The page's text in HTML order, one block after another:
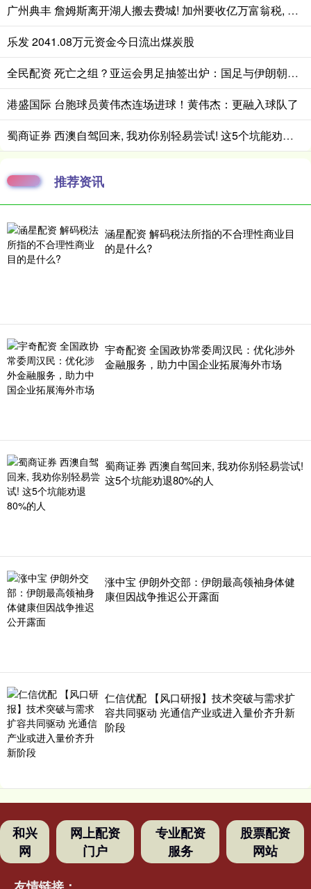
广州典丰 詹姆斯离开湖人搬去费城! 加州要收亿万富翁税, 搬走也白搭?
乐发 2041.08万元资金今日流出煤炭股
全民配资 死亡之组？亚运会男足抽签出炉：国足与伊朗朝鲜同组！将战阿联酋
港盛国际 台胞球员黄伟杰连场进球！黄伟杰：更融入球队了
蜀商证券 西澳自驾回来, 我劝你别轻易尝试! 这5个坑能劝退80%的人
推荐资讯
涵星配资 解码税法所指的不合理性商业目
的是什么?
宇奇配资 全国政协常委周汉民：优化涉外
金融服务，助力中国企业拓展海外市场
蜀商证券 西澳自驾回来, 我劝你别轻易尝试!
这5个坑能劝退80%的人
涨中宝 伊朗外交部：伊朗最高领袖身体健
康但因战争推迟公开露面
仁信优配 【风口研报】技术突破与需求扩
容共同驱动 光通信产业或进入量价齐升新
阶段
和兴
网
网上配资
门户
专业配资
服务
股票配资
网站